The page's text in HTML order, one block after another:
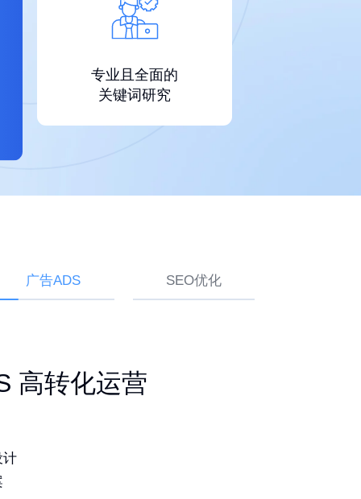
专业且全面的
关键词研究
广告ADS SEO优化
站 持续获取询盘
易用
特品牌
高转化运营
计
SEO 白帽排名
名